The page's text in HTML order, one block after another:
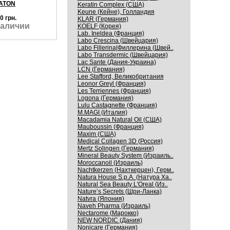
грн.
Keratin Complex (США)
Keune (Кейне), Голландия
KLAR (Германия)
KOELF (Корея)
Lab. Ineldea (Франция)
Labo Crescina (Швейцария)
Labo Fillerina|Филлерина (Швей..
Labo Transdermic (Швейцария)
Lac Sante (Дания-Украина)
LCN (Германия)
Lee Stafford, Великобритания
Leonor Greyl (Франция)
Les Terriennes (Франция)
Logona (Германия)
Lulu Castagnette (Франция)
M.MAGI (Италия)
Macadamia Natural Oil (США)
Mauboussin (Франция)
Maxim (США)
Medical Collagen 3D (Россия)
Mertz Solingen (Германия)
Mineral Beauty System (Израиль..
Moroccanoil (Израиль)
Nachtkerzen (Нахткерцен), Герм..
Natura House S.p.A. (Натура Ха..
Natural Sea Beauty L'Oreal (Из..
Nature’s Secrets (Шри-Ланка)
Natvra (Япония)
Naveh Pharma (Израиль)
Nectarome (Марокко)
NEW NORDIC (Дания)
Nonicare (Германия)